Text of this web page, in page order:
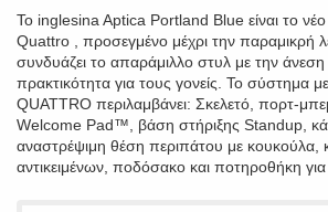
Το inglesina Aptica Portland Blue είναι το
Quattro , προσεγμένο μέχρι την παραμικρή
συνδυάζει το απαράμιλλο στυλ με την
πρακτικότητα για τους γονείς. Το σύστημα
QUATTRO περιλαμβάνει: Σκελετό, πορτ-
Welcome Pad™, βάση στήριξης Standup,
αναστρέψιμη θέση περιπάτου με κουκούλα,
αντικειμένων, ποδόσακο και ποτηροθήκη για